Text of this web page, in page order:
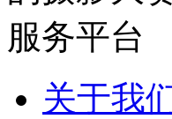
关于我